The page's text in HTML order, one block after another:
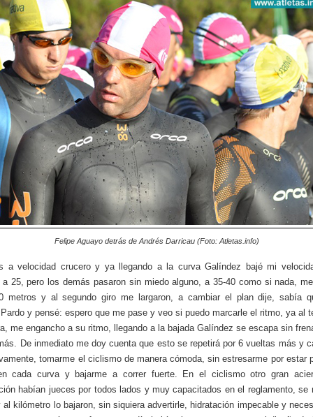
Felipe Aguayo detrás de Andrés Darricau (Foto: Atletas.info)
a velocidad crucero y ya llegando a la curva Galíndez bajé mi
a 25, pero los demás pasaron sin miedo alguno, a 35-40 como si nada,
metros y al segundo giro me largaron, a cambiar el plan dije, sabía
y pensé: espero que me pase y veo si puedo marcarle el ritmo, ya al
me engancho a su ritmo, llegando a la bajada Galíndez se escapa sin
De inmediato me doy cuenta que esto se repetirá por 6 vueltas más y
tomarme el ciclismo de manera cómoda, sin estresarme por estar
cada curva y bajarme a correr fuerte. En el ciclismo otro gran
habían jueces por todos lados y muy capacitados en el reglamento, se
al kilómetro lo bajaron, sin siquiera advertirle, hidratación impecable y